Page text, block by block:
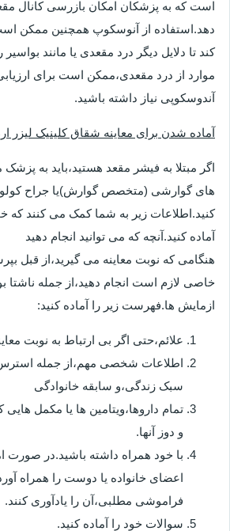
است که به پزشکان امکان بازرسی کانال
دهد.استفاده از آنوسکوپ همچنین ممکن
کند تا دلایل دیگر درد مقعدی یا مانند بواسیر
موارد از درد مقعدی،ممکن است برای
آندوسکوپی نیاز داشته باشید.
آماده شدن برای معاینه شقاق کلینیک لیزر
اگر مبتلا به فیشر مقعد هستید،باید به
های گوارشی (متخصص گوارش)یا جراح
کنید.اطلاعات زیر به شما کمک می کنند که
آماده کنید.آنچه که می توانید انجام دهید
هنگامی که نوبت معاینه می گیرید،از قبل
خاصی لازم است انجام دهید،از جمله ناشتا
ازمایش ها.فهرست زیر را آماده کنید:
علائم،حتی اگر بی ارتباط به نوبت
اطلاعات شخصی مهم،از جمله
سبک زندگی،و سابقه خانوادگی
تمام داروها،ویتامین ها یا مکمل
و دوز آنها.
با خود همراه داشته باشید.در صورت
اعضای خانواده یا دوست را همراه
فراموشی مطلبی،آن را یادآوری کنند.
سوالات خود را آماده کنید.